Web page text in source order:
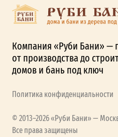
Компания «Руби Бани» —
от производства до
домов и бань под ключ
Политика конфиденциальности
© 2013–2026 «Руби Бани» —
Все права защищены